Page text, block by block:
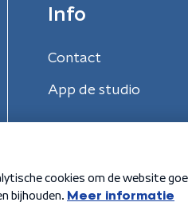
Info
Contact
App de studio